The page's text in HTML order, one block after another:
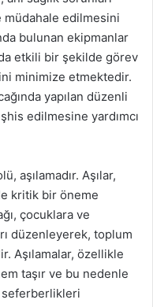
müdahale edilmesini
bulunan ekipmanlar
etkili bir şekilde görev
minimize etmektedir.
yapılan düzenli
edilmesine yardımcı
aşılamadır. Aşılar,
kritik bir öneme
çocuklara ve
düzenleyerek, toplum
Aşılamalar, özellikle
taşır ve bu nedenle
seferberlikleri